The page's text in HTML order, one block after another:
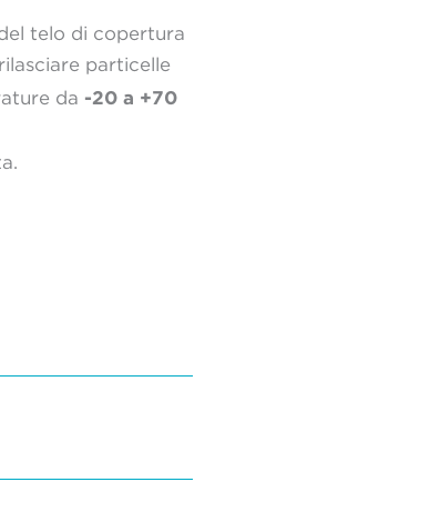
telo di copertura
particelle
da -20 a +70